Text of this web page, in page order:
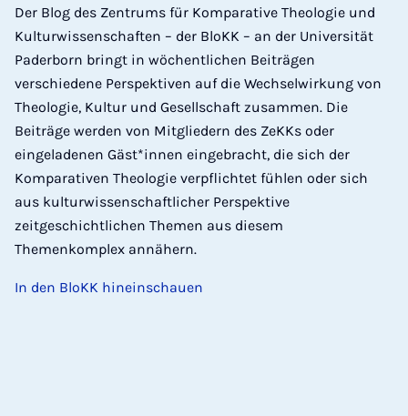
Der Blog des Zentrums für Komparative Theologie und
Kulturwissenschaften – der BloKK – an der Universität
Paderborn bringt in wöchentlichen Beiträgen
verschiedene Perspektiven auf die Wechselwirkung von
Theologie, Kultur und Gesellschaft zusammen. Die
Beiträge werden von Mitgliedern des ZeKKs oder
eingeladenen Gäst*innen eingebracht, die sich der
Komparativen Theologie verpflichtet fühlen oder sich
aus kulturwissenschaftlicher Perspektive
zeitgeschichtlichen Themen aus diesem
Themenkomplex annähern.
In den BloKK hineinschauen